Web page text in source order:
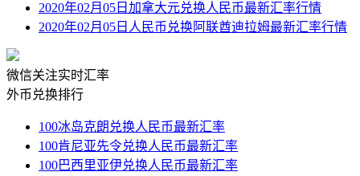
2020年02月05日加拿大元兑换人民币最新汇率行情
2020年02月05日人民币兑换阿联酋迪拉姆最新汇率行情
微信关注实时汇率
外币兑换排行
100冰岛克朗兑换人民币最新汇率
100肯尼亚先令兑换人民币最新汇率
100巴西里亚伊兑换人民币最新汇率